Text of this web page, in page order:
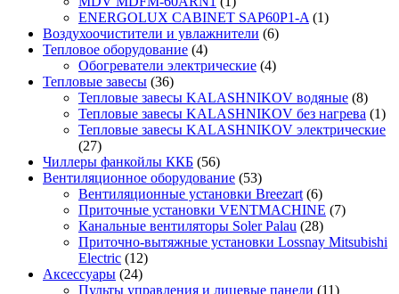
ENERGOLUX CABINET SAP60P1-A (1)
Воздухоочистители и увлажнители (6)
Тепловое оборудование (4)
Обогреватели электрические (4)
Тепловые завесы (36)
Тепловые завесы KALASHNIKOV водяные (8)
Тепловые завесы KALASHNIKOV без нагрева (1)
Тепловые завесы KALASHNIKOV электрические
(27)
Чиллеры фанкойлы ККБ (56)
Вентиляционное оборудование (53)
Вентиляционные установки Breezart (6)
Приточные установки VENTMACHINE (7)
Канальные вентиляторы Soler Palau (28)
Приточно-вытяжные установки Lossnay Mitsubishi
Electric (12)
Аксессуары (24)
Пульты управления и лицевые панели (11)